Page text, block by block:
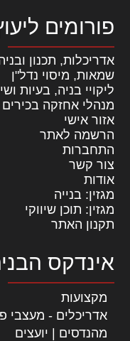
פורומים
אדריכלות, תכנון
שמאות, מיסוי נדל"ן
ליקויי בניה, בעיות
מנהלי אחזקה
אזור אישי
הרשמה לאתר
התחברות
צור קשר
אודות
מגזין: בנייה
מגזין: תוכן שיווקי
תקנון האתר
אינדקס
מקצועות
אדריכלים - מעצבי
מהנדסים | יועצים